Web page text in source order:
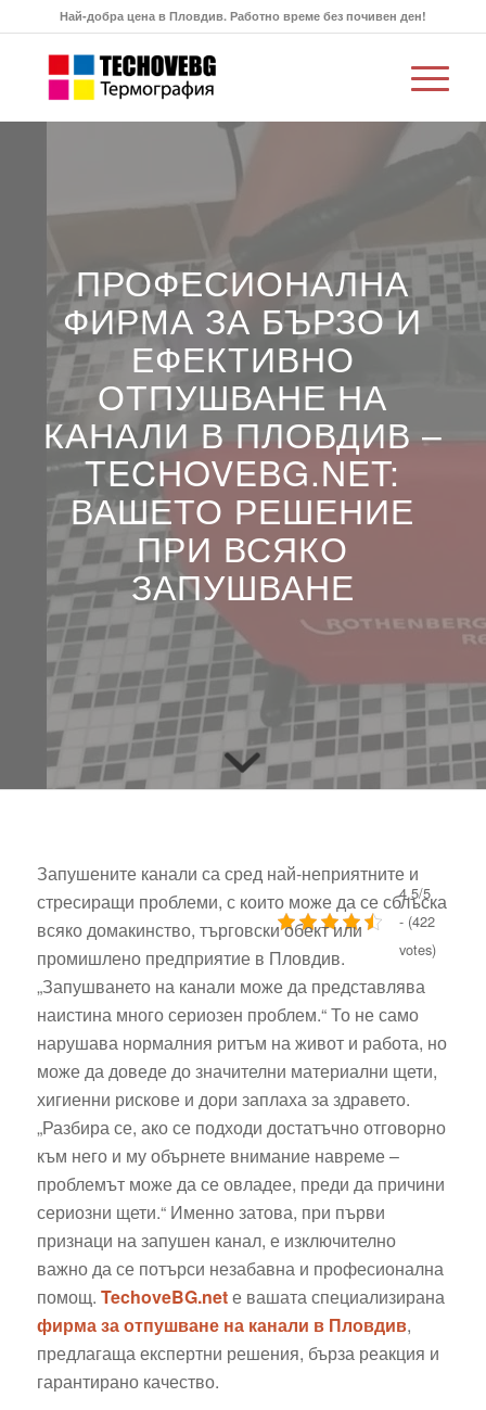
Най-добра цена в Пловдив. Работно време без почивен ден!
ПРОФЕСИОНАЛНА
ФИРМА ЗА БЪРЗО И
ЕФЕКТИВНО
ОТПУШВАНЕ НА
КАНАЛИ В ПЛОВДИВ –
TECHOVEBG.NET:
ВАШЕТО РЕШЕНИЕ
ПРИ ВСЯКО
ЗАПУШВАНЕ
Запушените канали са сред най-неприятните и
стресиращи проблеми, с които може да се сблъска
всяко домакинство, търговски обект или
промишлено предприятие в Пловдив.
„Запушването на канали може да представлява
наистина много сериозен проблем.“ То не само
нарушава нормалния ритъм на живот и работа, но
може да доведе до значителни материални щети,
хигиенни рискове и дори заплаха за здравето.
„Разбира се, ако се подходи достатъчно отговорно
към него и му обърнете внимание навреме –
проблемът може да се овладее, преди да причини
сериозни щети.“ Именно затова, при първи
признаци на запушен канал, е изключително
важно да се потърси незабавна и професионална
помощ. TechoveBG.netе вашата специализирана
фирма за отпушване на канали в Пловдив,
предлагаща експертни решения, бърза реакция и
гарантирано качество.
4.5/5
- (422
votes)